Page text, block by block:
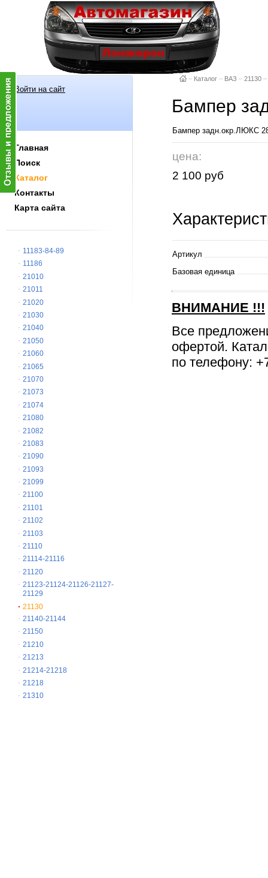
Войти на сайт
Главная
Поиск
Каталог
Контакты
Карта сайта
11183-84-89
11186
21010
21011
21020
21030
21040
21050
21060
21065
21070
21073
21074
21080
21082
21083
21090
21093
21099
21100
21101
21102
21103
21110
21114-21116
21120
21123-21124-21126-21127-
21129
21130
21140-21144
21150
21210
21213
21214-21218
21218
21310
– Каталог – ВАЗ – 21130 –
Бампер
Бампер задн.окр.ЛЮКС
цена:
2 100 руб
Артикул
Базовая единица
ВНИМАНИЕ !!!
Все
офертой.
по телефону: